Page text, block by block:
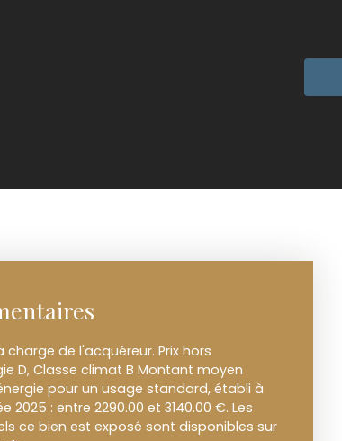
charge de l'acquéreur. Prix hors
D, Classe climat B Montant moyen
pour un usage standard, établi à
: entre 2290.00 et 3140.00 €. Les
ce bien est exposé sont disponibles sur